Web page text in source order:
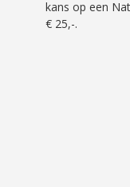
kans op een
€ 25,-.